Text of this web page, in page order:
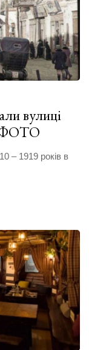
вулиці
ФОТО
– 1919 років в